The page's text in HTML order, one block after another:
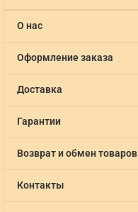
О нас
Оформление заказа
Доставка
Гарантии
Возврат и обмен товаров
Контакты